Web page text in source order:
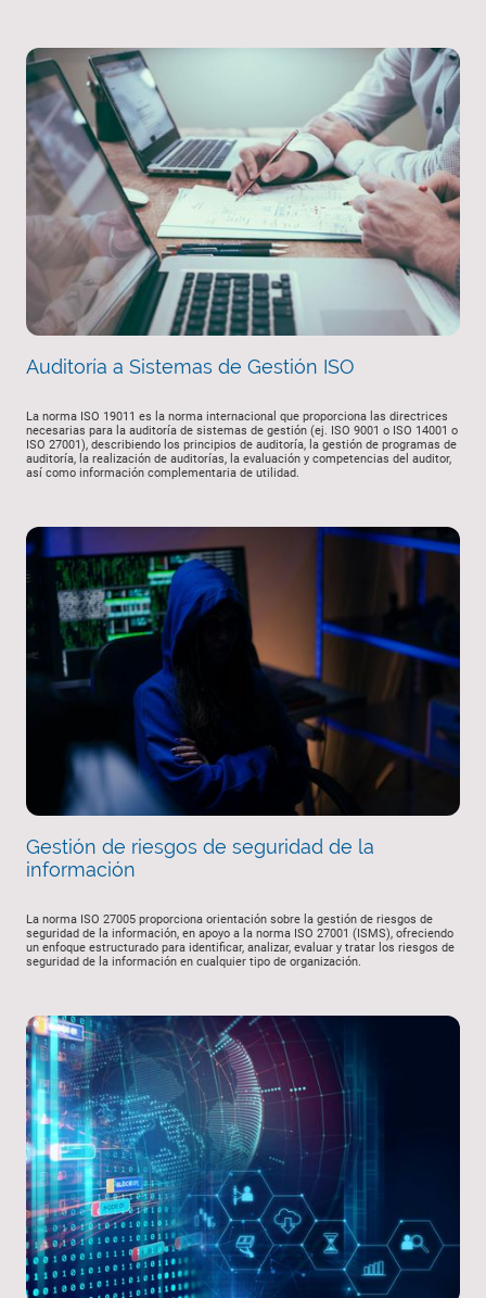
Auditoría a Sistemas de Gestión ISO
La norma ISO 19011 es la norma internacional que proporciona las directrices
necesarias para la auditoría de sistemas de gestión (ej. ISO 9001 o ISO 14001 o
ISO 27001), describiendo los principios de auditoría, la gestión de programas de
auditoría, la realización de auditorías, la evaluación y competencias del auditor,
así como información complementaria de utilidad.
Gestión de riesgos de seguridad de la
información
La norma ISO 27005 proporciona orientación sobre la gestión de riesgos de
seguridad de la información, en apoyo a la norma ISO 27001 (ISMS), ofreciendo
un enfoque estructurado para identificar, analizar, evaluar y tratar los riesgos de
seguridad de la información en cualquier tipo de organización.